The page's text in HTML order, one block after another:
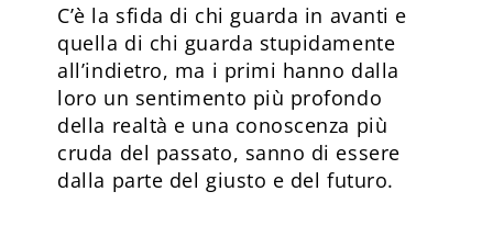
C’è la sfida di chi guarda in avanti e
quella di chi guarda stupidamente
all’indietro, ma i primi hanno dalla
loro un sentimento più profondo
della realtà e una conoscenza più
cruda del passato, sanno di essere
dalla parte del giusto e del futuro.